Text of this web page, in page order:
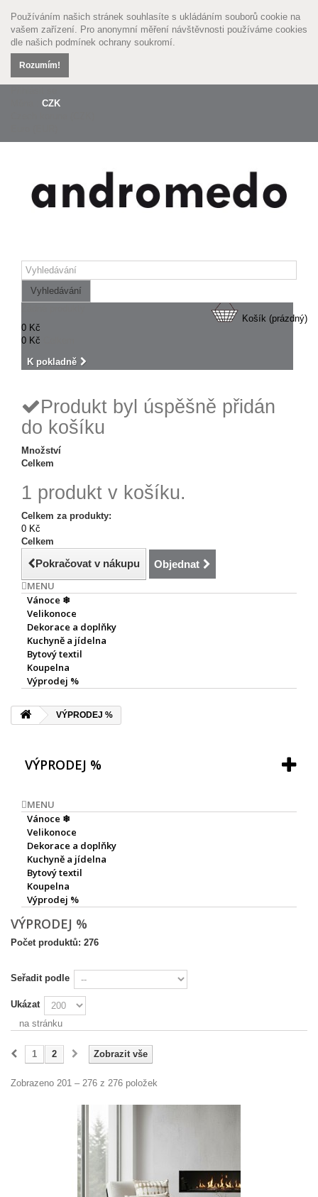
Rozumím!
Používáním našich stránek souhlasíte s ukládáním souborů cookie na
vašem zařízení. Pro anonymní měření návštěvnosti používáme cookies
dle našich podmínek ochrany soukromí.
CZK
Vyhledávání
Košík (prázdný)
0 Kč
0 Kč
K pokladně
Produkt byl úspěšně přidán
do košíku
Množství
Celkem
1 produkt v košíku.
Celkem za produkty:
0 Kč
Celkem
Pokračovat v nákupu Objednat
MENU
Vánoce ❄
Velikonoce
Dekorace a doplňky
Kuchyně a jídelna
Bytový textil
Koupelna
Výprodej %
VÝPRODEJ %
VÝPRODEJ %
MENU
Vánoce ❄
Velikonoce
Dekorace a doplňky
Kuchyně a jídelna
Bytový textil
Koupelna
Výprodej %
VÝPRODEJ %
Počet produktů: 276
Seřadit podle
Ukázat
na stránku
Zobrazit vše
1 2
Zobrazeno 201 – 276 z 276 položek